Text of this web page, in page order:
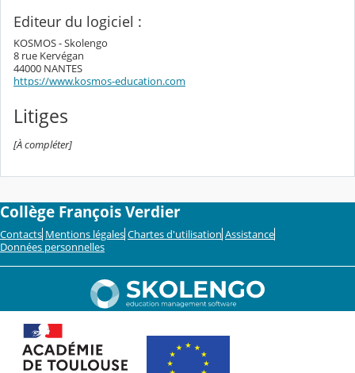
Editeur du logiciel :
KOSMOS - Skolengo
8 rue Kervégan
44000 NANTES
https://www.kosmos-education.com
Litiges
[À compléter]
Collège François Verdier
Contacts Mentions légales Chartes d'utilisation Assistance
Données personnelles